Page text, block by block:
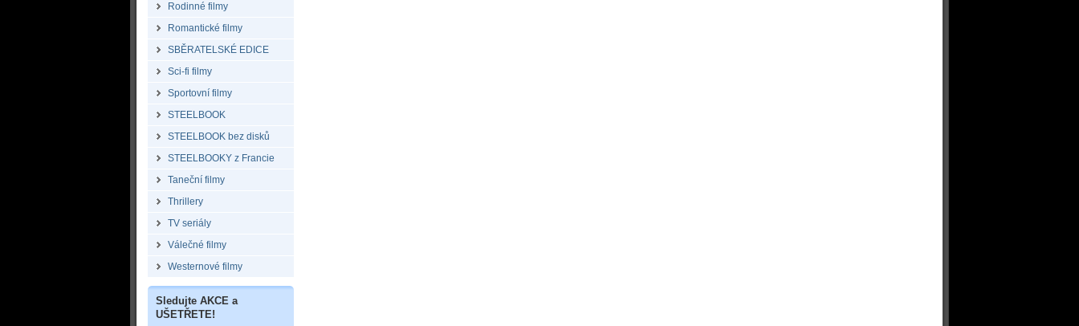
Rodinné filmy
Romantické filmy
SBĚRATELSKÉ EDICE
Sci-fi filmy
Sportovní filmy
STEELBOOK
STEELBOOK bez disků
STEELBOOKY z Francie
Taneční filmy
Thrillery
TV seriály
Válečné filmy
Westernové filmy
Sledujte AKCE a
UŠETŘETE!